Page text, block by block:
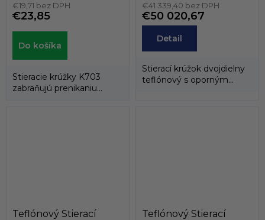
KASTAS
€19,71 bez DPH
€23,85
Do košíka
Stieracie krúžky K703
zabraňujú prenikaniu
€41 339,40 bez DPH
€50 020,67
Detail
Stierací krúžok dvojdielny
teflónový s oporným
Teflónový Stierací
Teflónový Stierací